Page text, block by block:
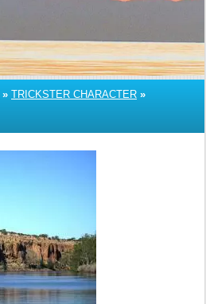
» TRICKSTER CHARACTER »